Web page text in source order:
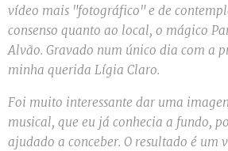
vídeo mais "fotográfico" e de
consenso quanto ao local, o mágico
Alvão. Gravado num único dia com a
minha querida Lígia Claro.
Foi muito interessante dar uma
musical, que eu já conhecia a fundo,
ajudado a conceber. O resultado é um